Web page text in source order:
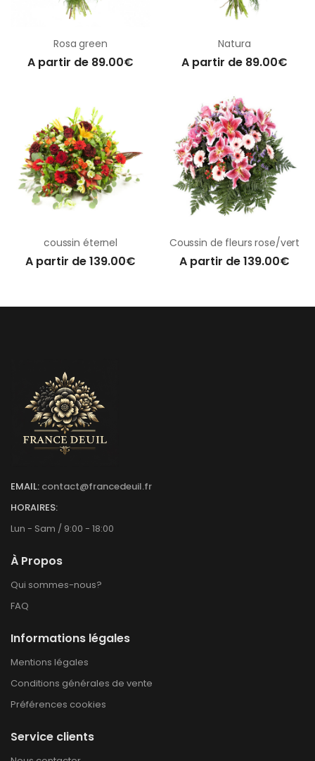
Rosa green
A partir de 89.00€
Natura
A partir de 89.00€
coussin éternel
A partir de 139.00€
Coussin de fleurs rose/vert
A partir de 139.00€
EMAIL: contact@francedeuil.fr
HORAIRES:
Lun - Sam / 9:00 - 18:00
À Propos
Qui sommes-nous?
FAQ
Informations légales
Mentions légales
Conditions générales de vente
Préférences cookies
Service clients